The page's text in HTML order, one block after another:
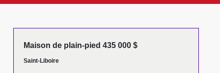
Maison de plain-pied 435 000 $
Saint-Liboire